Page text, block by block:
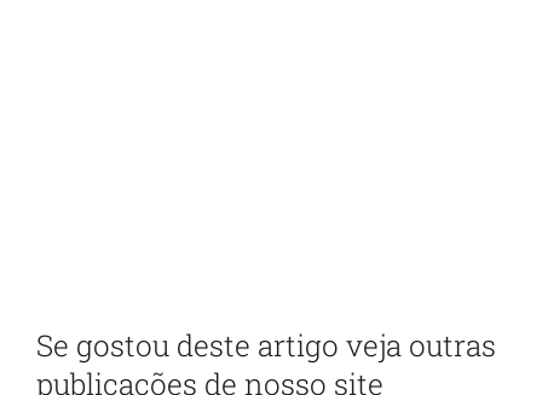
Se gostou deste artigo veja outras
publicações de nosso site